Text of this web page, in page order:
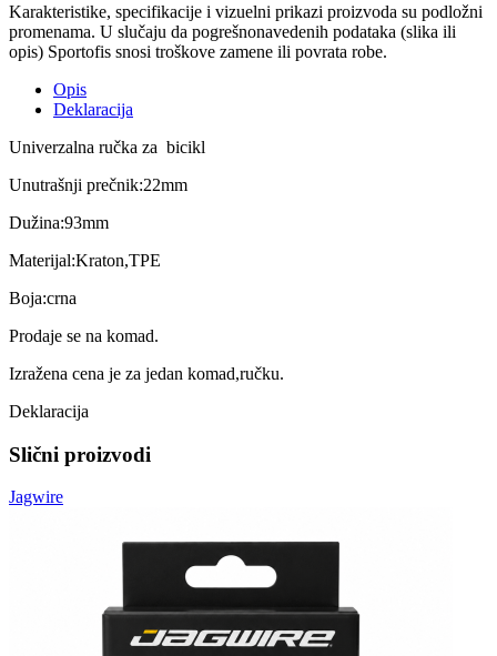
Karakteristike, specifikacije i vizuelni prikazi proizvoda su podložni
promenama. U slučaju da pogrešnonavedenih podataka (slika ili
opis) Sportofis snosi troškove zamene ili povrata robe.
Opis
Deklaracija
Univerzalna ručka za bicikl
Unutrašnji prečnik:22mm
Dužina:93mm
Materijal:Kraton,TPE
Boja:crna
Prodaje se na komad.
Izražena cena je za jedan komad,ručku.
Deklaracija
Slični proizvodi
Jagwire